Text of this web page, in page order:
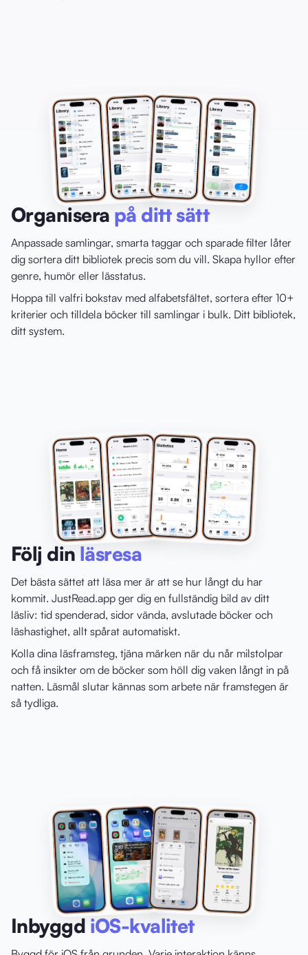
Organisera på ditt sätt
Anpassade samlingar, smarta taggar och sparade filter låter
dig sortera ditt bibliotek precis som du vill. Skapa hyllor efter
genre, humör eller lässtatus.
Hoppa till valfri bokstav med alfabetsfältet, sortera efter 10+
kriterier och tilldela böcker till samlingar i bulk. Ditt bibliotek,
ditt system.
Följ din läsresa
Det bästa sättet att läsa mer är att se hur långt du har
kommit. JustRead.app ger dig en fullständig bild av ditt
läsliv: tid spenderad, sidor vända, avslutade böcker och
läshastighet, allt spårat automatiskt.
Kolla dina läsframsteg, tjäna märken när du når milstolpar
och få insikter om de böcker som höll dig vaken långt in på
natten. Läsmål slutar kännas som arbete när framstegen är
så tydliga.
Inbyggd iOS-kvalitet